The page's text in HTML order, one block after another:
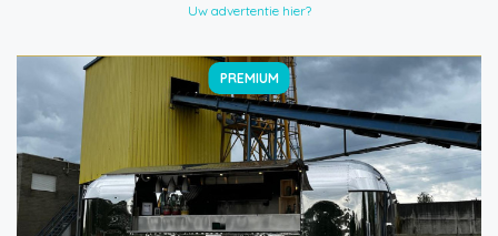
Uw advertentie hier?
PREMIUM